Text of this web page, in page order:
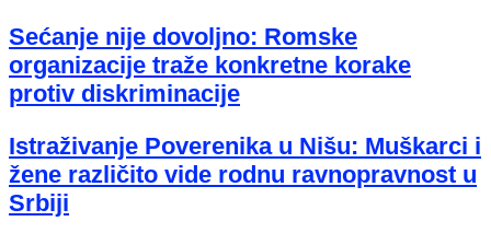
Sećanje nije dovoljno: Romske
organizacije traže konkretne korake
protiv diskriminacije
Istraživanje Poverenika u Nišu: Muškarci i
žene različito vide rodnu ravnopravnost u
Srbiji